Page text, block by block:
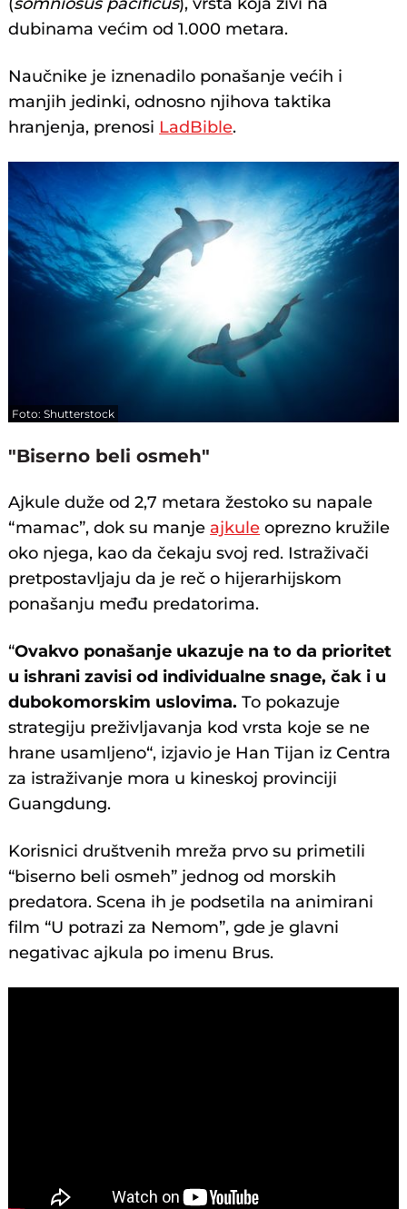
(somniosus pacificus), vrsta koja živi na
dubinama većim od 1.000 metara.
Naučnike je iznenadilo ponašanje većih i
manjih jedinki, odnosno njihova taktika
hranjenja, prenosi LadBible.
Foto: Shutterstock
"Biserno beli osmeh"
Ajkule duže od 2,7 metara žestoko su napale
“mamac”, dok su manje ajkule oprezno kružile
oko njega, kao da čekaju svoj red. Istraživači
pretpostavljaju da je reč o hijerarhijskom
ponašanju među predatorima.
“Ovakvo ponašanje ukazuje na to da prioritet
u ishrani zavisi od individualne snage, čak i u
dubokomorskim uslovima. To pokazuje
strategiju preživljavanja kod vrsta koje se ne
hrane usamljeno“, izjavio je Han Tijan iz Centra
za istraživanje mora u kineskoj provinciji
Guangdung.
Korisnici društvenih mreža prvo su primetili
“biserno beli osmeh” jednog od morskih
predatora. Scena ih je podsetila na animirani
film “U potrazi za Nemom”, gde je glavni
negativac ajkula po imenu Brus.